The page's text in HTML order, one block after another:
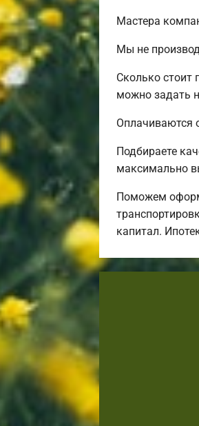
Мастера
Мы не
Сколько стоит
можно задать
Оплачиваются
Подбираете
максимально
Поможем
капитал.